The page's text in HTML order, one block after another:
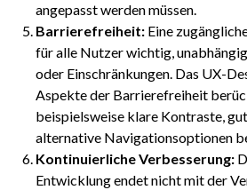
angepasst werden müssen.
Barrierefreiheit: Eine
für alle Nutzer wichtig,
oder Einschränkungen. Das UX-
Aspekte der Barrierefreiheit
beispielsweise klare Kontraste,
alternative Navigationsoptionen
Kontinuierliche Verbesserung:
Entwicklung endet nicht mit der